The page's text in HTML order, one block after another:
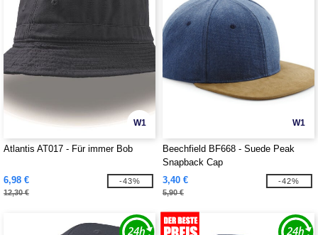
W1
Atlantis AT017 - Für immer Bob
6,98 €
12,30 €
-43%
W1
Beechfield BF668 - Suede Peak
Snapback Cap
3,40 €
5,90 €
-42%